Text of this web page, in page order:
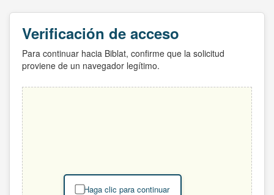
Verificación de acceso
Para continuar hacia Biblat, confirme que la solicitud
proviene de un navegador legítimo.
Haga clic para continuar